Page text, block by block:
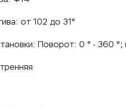
от 102 до 31°
Поворот: 0 ° - 360